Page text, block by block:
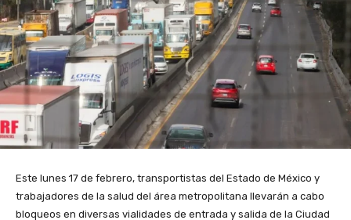
Este lunes 17 de febrero, transportistas del Estado de México y
trabajadores de la salud del área metropolitana llevarán a cabo
bloqueos en diversas vialidades de entrada y salida de la Ciudad